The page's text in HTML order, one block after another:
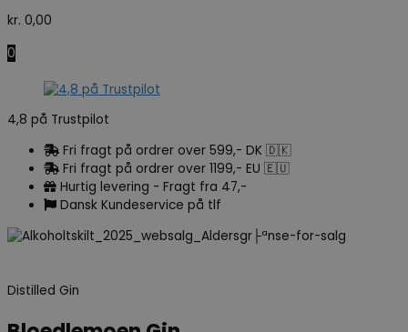
kr. 0,00
0
4,8 på Trustpilot
Fri fragt på ordrer over 599,- DK 🇩🇰
Fri fragt på ordrer over 1199,- EU 🇪🇺
Hurtig levering - Fragt fra 47,-
Dansk Kundeservice på tlf
Distilled Gin